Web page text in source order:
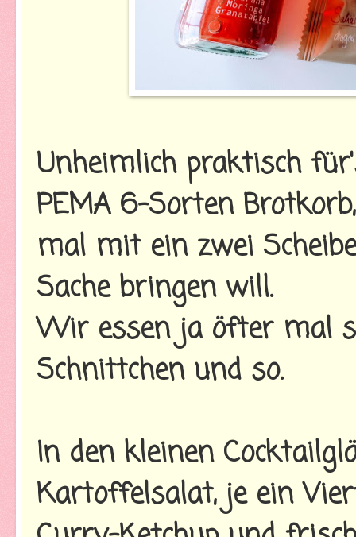
Unheimlich praktisch
PEMA 6-Sorten
mal mit ein zwei
Sache bringen will.
Wir essen ja öfter mal
Schnittchen und so.
In den kleinen
Kartoffelsalat, je ein